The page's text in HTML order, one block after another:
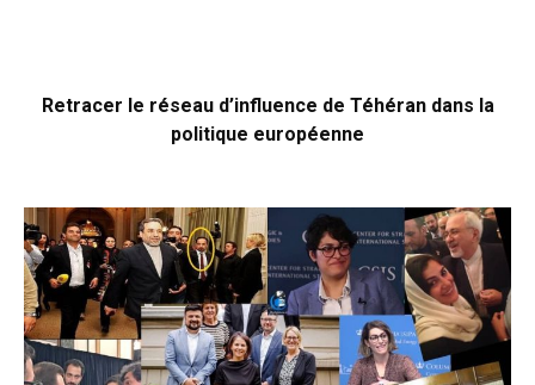
Retracer le réseau d’influence de Téhéran dans la
politique européenne